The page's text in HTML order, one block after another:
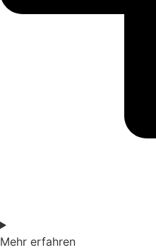
Mehr erfahren